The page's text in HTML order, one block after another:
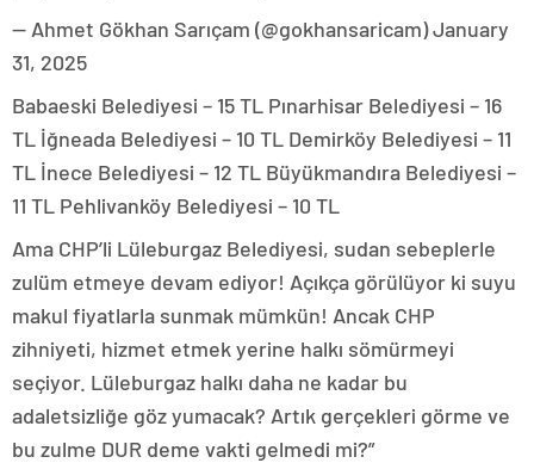
— Ahmet Gökhan Sarıçam (@gokhansaricam) January
31, 2025
Babaeski Belediyesi – 15 TL Pınarhisar Belediyesi – 16
TL İğneada Belediyesi – 10 TL Demirköy Belediyesi – 11
TL İnece Belediyesi – 12 TL Büyükmandıra Belediyesi –
11 TL Pehlivanköy Belediyesi – 10 TL
Ama CHP’li Lüleburgaz Belediyesi, sudan sebeplerle
zulüm etmeye devam ediyor! Açıkça görülüyor ki suyu
makul fiyatlarla sunmak mümkün! Ancak CHP
zihniyeti, hizmet etmek yerine halkı sömürmeyi
seçiyor. Lüleburgaz halkı daha ne kadar bu
adaletsizliğe göz yumacak? Artık gerçekleri görme ve
bu zulme DUR deme vakti gelmedi mi?”